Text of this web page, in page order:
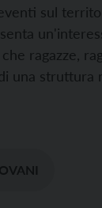
sul
ragazze,
una struttura